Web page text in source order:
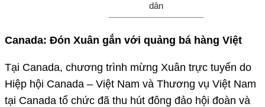
dân
Canada: Đón Xuân gắn với quảng bá hàng Việt
Tại Canada, chương trình mừng Xuân trực tuyến do
Hiệp hội Canada – Việt Nam và Thương vụ Việt Nam
tại Canada tổ chức đã thu hút đông đảo hội đoàn và